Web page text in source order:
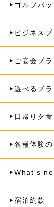
ゴルフパッ
ビジネスプ
ご宴会プラ
遊べるプラ
日帰り夕
各種体験の
What's
宿泊約款